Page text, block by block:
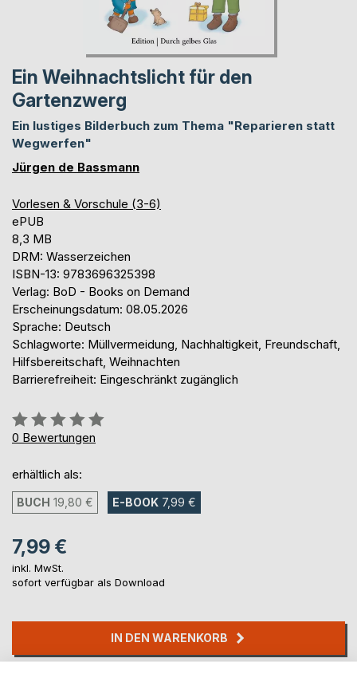
Ein Weihnachtslicht für den
Gartenzwerg
Ein lustiges Bilderbuch zum Thema "Reparieren statt
Wegwerfen"
Jürgen de Bassmann
Vorlesen & Vorschule (3-6)
ePUB
8,3 MB
DRM: Wasserzeichen
ISBN-13: 9783696325398
Verlag: BoD - Books on Demand
Erscheinungsdatum: 08.05.2026
Sprache: Deutsch
Schlagworte: Müllvermeidung, Nachhaltigkeit, Freundschaft,
Hilfsbereitschaft, Weihnachten
Barrierefreiheit: Eingeschränkt zugänglich
Bewertung::
0%
0 Bewertungen
erhältlich als:
BUCH 19,80 € E-BOOK 7,99 €
7,99 €
inkl. MwSt.
sofort verfügbar als Download
IN DEN WARENKORB